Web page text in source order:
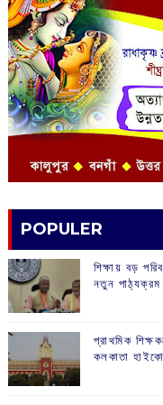
POPULER
শিক্ষায় বড়
নতুন পাঠ্যক্রম
প্রাথমিক
কলকাতা